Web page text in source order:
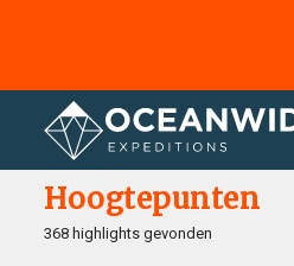
Home hoogtepunten
Hoogtepunten
368 highlights gevonden